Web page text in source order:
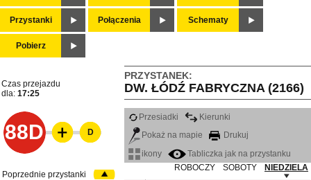
Przystanki Połączenia Schematy
Pobierz
PRZYSTANEK:
DW. ŁÓDŹ FABRYCZNA (2166)
Czas przejazdu
dla: 17:25
88D
Przesiadki
Kierunki
Pokaż na mapie
Drukuj
ikony
Tabliczka jak na przystanku
ROBOCZY
SOBOTY
NIEDZIELA
D
Poprzednie przystanki